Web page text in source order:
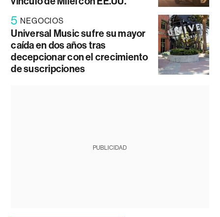
5 NEGOCIOS
Universal Music sufre su mayor
caída en dos años tras
decepcionar con el crecimiento
de suscripciones
PUBLICIDAD